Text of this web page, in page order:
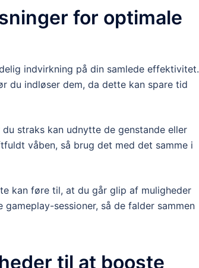
for optimale
indvirkning på din samlede effektivitet.
du indløser dem, da dette kan spare tid
straks kan udnytte de genstande eller
våben, så brug det med det samme i
kan føre til, at du går glip af muligheder
sessioner, så de falder sammen
til at booste